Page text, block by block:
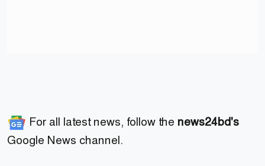
For all latest news, follow the news24bd's
Google News channel.